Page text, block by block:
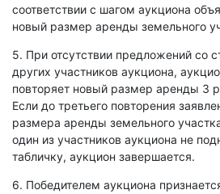
соответствии с шагом аукциона
новый размер аренды земельного
5. При отсутствии предложений со
других участников аукциона,
повторяет новый размер аренды 3
Если до третьего повторения
размера аренды земельного
один из участников аукциона не
табличку, аукцион завершается.
6. Победителем аукциона